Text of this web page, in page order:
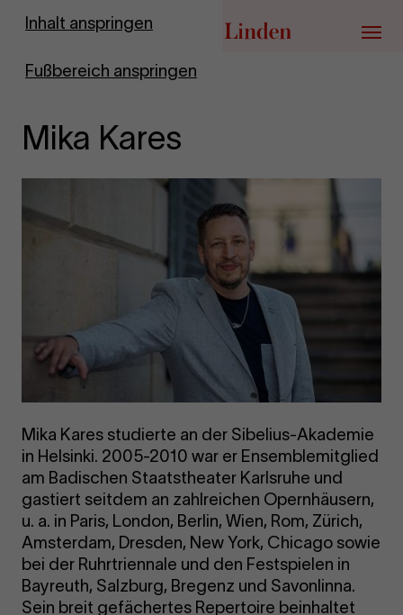
Inhalt anspringen
Fußbereich anspringen
Zur Startseite
Menü
Mika Kares
Mika Kares studierte an der Sibelius-Akademie
in Helsinki. 2005-2010 war er Ensemblemitglied
am Badischen Staatstheater Karlsruhe und
gastiert seitdem an zahlreichen Opernhäusern,
u. a. in Paris, London, Berlin, Wien, Rom, Zürich,
Amsterdam, Dresden, New York, Chicago sowie
bei der Ruhrtriennale und den Festspielen in
Bayreuth, Salzburg, Bregenz und Savonlinna.
Sein breit gefächertes Repertoire beinhaltet